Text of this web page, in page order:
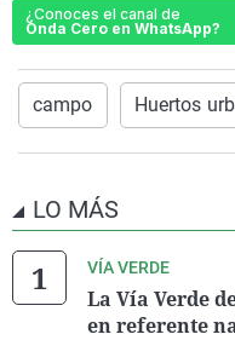
¿Conoces el canal de
Onda Cero en WhatsApp?
campo Huertos
LO MÁS
VÍA VERDE
La Vía Verde
en referente